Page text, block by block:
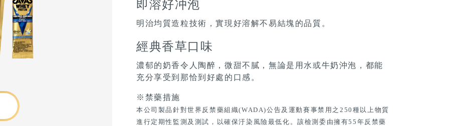
即溶好冲泡
明治均質造粒技術，實現好溶解不易結塊的品質。
經典香草口味
濃郁的奶香令人陶醉，微甜不膩，無論是用水或牛奶沖泡，都能
充分享受到那恰到好處的口感。
※禁藥措施
本公司製品針對世界反禁藥組織(WADA)公告及運動賽事禁用之250種以上物質
進行定期性監測及測試，以確保汙染風險最低化。該檢測委由擁有55年反禁藥